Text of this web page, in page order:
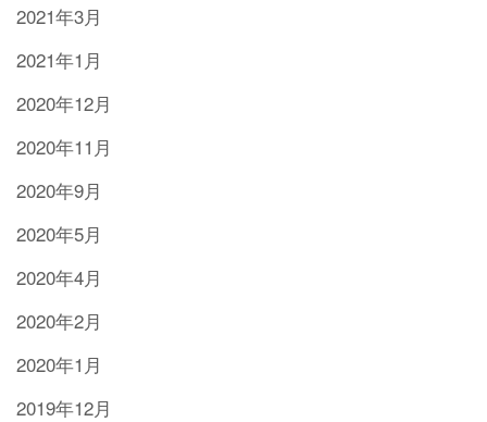
2021年3月
2021年1月
2020年12月
2020年11月
2020年9月
2020年5月
2020年4月
2020年2月
2020年1月
2019年12月